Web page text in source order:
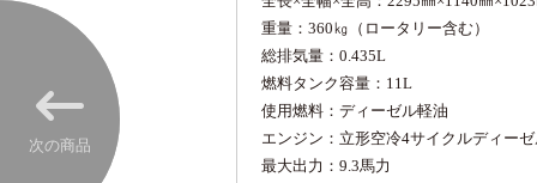
次の商品
重量：360㎏（ロータリー含む）
総排気量：0.435L
燃料タンク容量：11L
使用燃料：ディーゼル軽油
エンジン：立形空冷4サイクルディー
最大出力：9.3馬力